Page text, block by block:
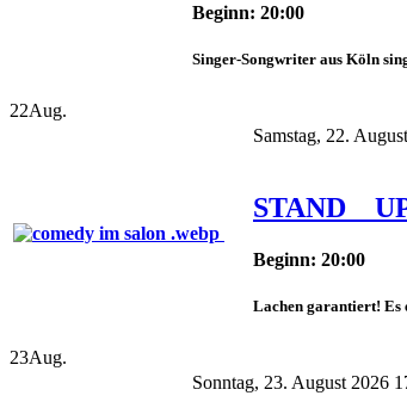
Beginn: 20:00
Singer-Songwriter aus Köln
22Aug.
Samstag, 22.
STAND _
Beginn: 20:00
Lachen garantiert! Es
23Aug.
Sonntag, 23. August 2026